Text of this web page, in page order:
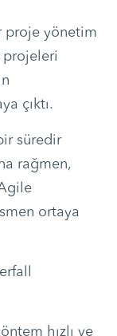
proje yönetim
projeleri
çıktı.
süredir
rağmen,
ortaya
hızlı ve